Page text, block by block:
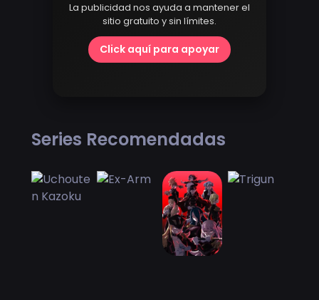
La publicidad nos ayuda a mantener el
sitio gratuito y sin límites.
Click aquí para apoyar
Series Recomendadas